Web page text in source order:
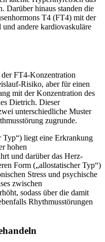
Darüber hinaus standen die
T4 (FT4) mit der
andere kardiovaskuläre
der FT4-Konzentration
Risiko, aber für einen
mit der Konzentration des
Dietrich. Dieser
unterschiedliche Muster
zugrunde.
Typ“) liegt eine Erkrankung
hohen
und darüber das Herz-
Form („allostatischer Typ“)
Stress und psychische
zwischen
sodass über die damit
Rhythmusstörungen